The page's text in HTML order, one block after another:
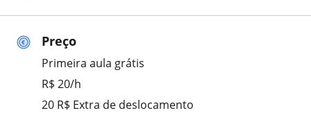
Preço
Primeira aula grátis
R$ 20/h
20 R$ Extra de deslocamento